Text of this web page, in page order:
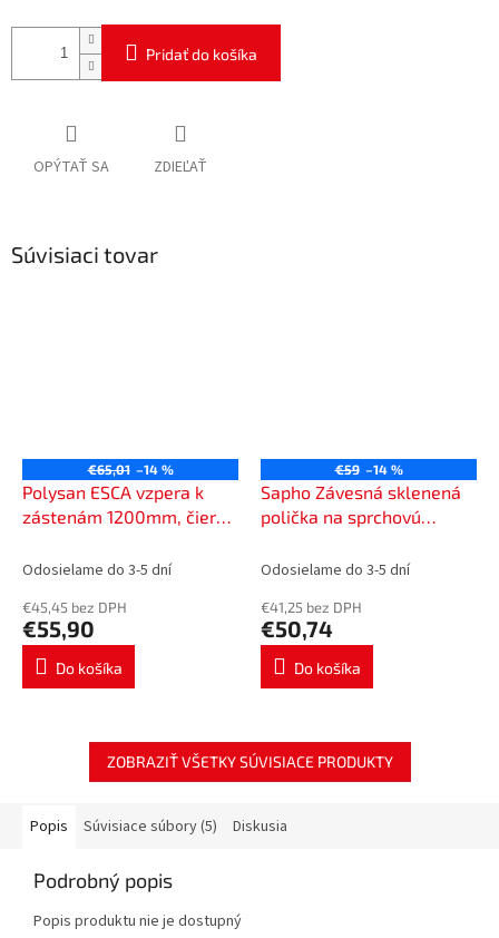
Pridať do košíka
OPÝTAŤ SA ZDIEĽAŤ
Súvisiaci tovar
€65,01 –14 %
Polysan ESCA vzpera k
zástenám 1200mm, čierna
Odosielame do 3-5 dní
€45,45 bez DPH
€55,90
Do košíka
€59 –14 %
Sapho Závesná sklenená
polička na sprchovú
čierna mat 1301-15B
Odosielame do 3-5 dní
€41,25 bez DPH
€50,74
Do košíka
ZOBRAZIŤ VŠETKY SÚVISIACE PRODUKTY
Popis Súvisiace súbory (5) Diskusia
Podrobný popis
Popis produktu nie je dostupný